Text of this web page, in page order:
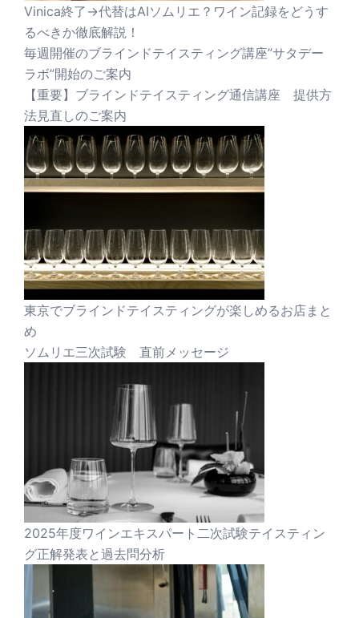
Vinica終了→代替はAIソムリエ？ワイン記録をどうす
るべきか徹底解説！
毎週開催のブラインドテイスティング講座”サタデー
ラボ”開始のご案内
【重要】ブラインドテイスティング通信講座 提供方
法見直しのご案内
東京でブラインドテイスティングが楽しめるお店まと
め
ソムリエ三次試験 直前メッセージ
2025年度ワインエキスパート二次試験テイスティン
グ正解発表と過去問分析